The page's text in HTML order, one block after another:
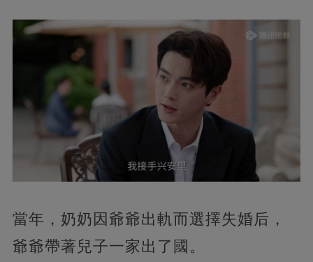
當年，奶奶因爺爺出軌而選擇失婚后，
爺爺帶著兒子一家出了國。